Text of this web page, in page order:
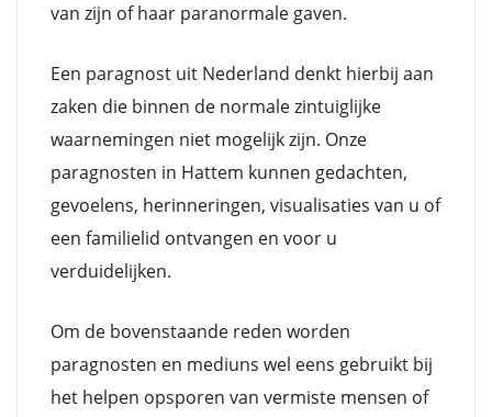
van zijn of haar paranormale gaven.
Een paragnost uit Nederland denkt hierbij aan
zaken die binnen de normale zintuiglijke
waarnemingen niet mogelijk zijn. Onze
paragnosten in Hattem kunnen gedachten,
gevoelens, herinneringen, visualisaties van u of
een familielid ontvangen en voor u
verduidelijken.
Om de bovenstaande reden worden
paragnosten en mediuns wel eens gebruikt bij
het helpen opsporen van vermiste mensen of